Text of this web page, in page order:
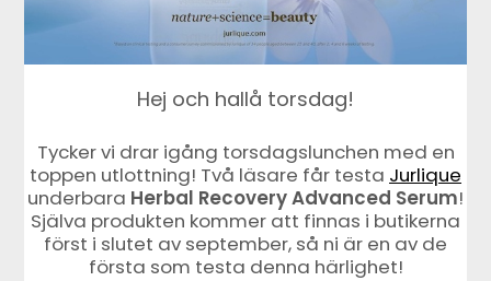
Hej och hallå torsdag!
Tycker vi drar igång torsdagslunchen med en
toppen utlottning! Två läsare får testa Jurlique
underbara Herbal Recovery Advanced Serum!
Själva produkten kommer att finnas i butikerna
först i slutet av september, så ni är en av de
första som testa denna härlighet!